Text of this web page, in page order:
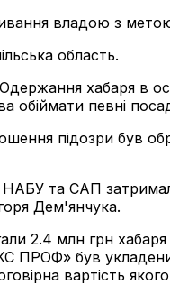
владою з
область.
хабаря в
обіймати певні
підозри був
та САП
Дем'янчука.
2.4 млн грн
ПРОФ» був
вартість